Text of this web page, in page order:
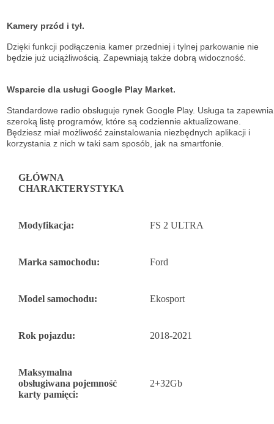
Kamery przód i tył.
Dzięki funkcji podłączenia kamer przedniej i tylnej parkowanie nie
będzie już uciążliwością. Zapewniają także dobrą widoczność.
Wsparcie dla usługi Google Play Market.
Standardowe radio obsługuje rynek Google Play. Usługa ta zapewnia
szeroką listę programów, które są codziennie aktualizowane.
Będziesz miał możliwość zainstalowania niezbędnych aplikacji i
korzystania z nich w taki sam sposób, jak na smartfonie.
GŁÓWNA
CHARAKTERYSTYKA
Modyfikacja: FS 2 ULTRA
Marka samochodu: Ford
Model samochodu: Ekosport
Rok pojazdu: 2018-2021
Maksymalna
obsługiwana pojemność
karty pamięci:
2+32Gb